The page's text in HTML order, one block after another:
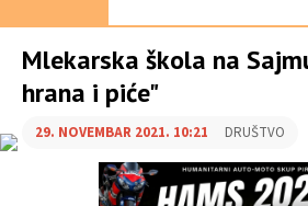
Mlekarska škola na
hrana i piće"
29. NOVEMBAR 2021. 10:21 DRUŠTVO